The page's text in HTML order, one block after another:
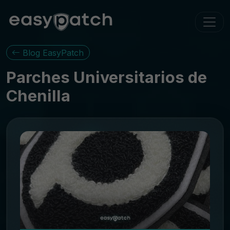
Blog EasyPatch
Parches Universitarios de
Chenilla